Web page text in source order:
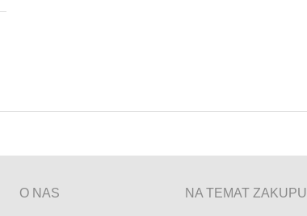
O NAS NA TEMAT ZAKUPU